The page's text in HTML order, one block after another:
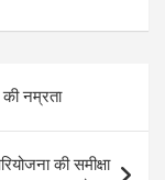
नम्रता
की समीक्षा